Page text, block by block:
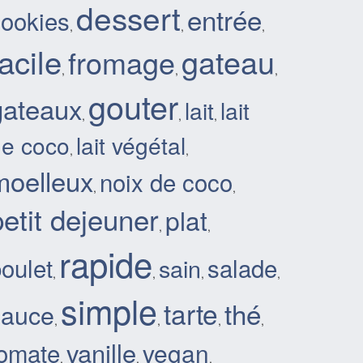
, dessert, entrée,
, fromage, gateau,
, gouter, lait, lait
coco, lait végétal,
, noix de coco,
dejeuner, plat,
, rapide, sain, salade,
, simple, tarte, thé,
, vanille, vegan,